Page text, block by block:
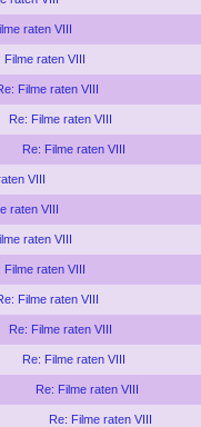
raten VIII
Filme raten VIII
Filme raten VIII
Re: Filme raten VIII
Re: Filme raten VIII
VIII
raten VIII
raten VIII
Filme raten VIII
Filme raten VIII
Re: Filme raten VIII
Re: Filme raten VIII
Re: Filme raten VIII
Re: Filme raten VIII